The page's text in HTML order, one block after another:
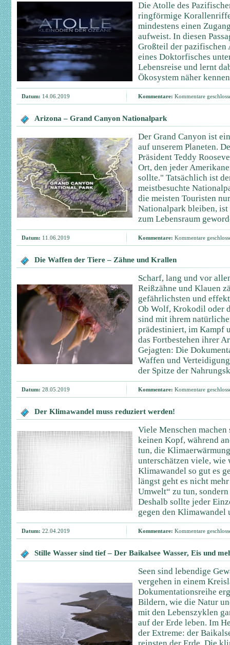
Die Atolle des
ringförmige
mindestens einen
aufweist. In diesen
Großteil der pazifischen
eines Doktorfisches
Lebensreise und lernt
Ökosystem näher
Datum: 14.06.2019 Kommentare: Kommentare
Arizona – Grand Canyon Nationalpark
Der Grand Canyon ist
auf unserem Planeten.
Präsident Teddy
Ort, den jeder
sollte." Tatsächlich ist
meistbesuchte
die meisten Touristen
Nationalpark bleiben,
zum Lebensraum
Datum: 11.06.2019 Kommentare: Kommentare
Die Waffen der Tiere – Zähne und Krallen
Scharf, lang und vor
Reißzähne und Klauen
gefährlichsten und
Ob Wolf, Krokodil oder
sind mit ihrem
prädestiniert, im Kampf
das Fortbestehen ihrer
Gejagten: Die
Waffen und
der Spitze der
Datum: 28.05.2019 Kommentare: Kommentare
Der Klimawandel muss reduziert werden!
Viele Menschen
keinen Kopf, während
tun, die
unterschätzen viele, wie
Klimawandel so gut es
längst geht es nicht
Umwelt“ zu tun,
Deshalb sollte jeder
gegen den Klimawandel
Datum: 22.04.2019 Kommentare: Kommentare
Stille Wasser sind tief – Der Baikalsee Wasser, Eis und
Seen sind lebendige
vergehen in einem
Dokumentationsreihe
Bildern, wie die Natur
mit den Lebenszyklen
auf der Erde leben. Im
der Extreme: der